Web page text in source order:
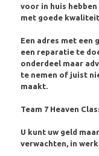
voor in huis
met goede
Een adres met een
een reparatie te
onderdeel maar
te nemen of juist
maakt.
Team 7 Heaven
U kunt uw geld
verwachten, in